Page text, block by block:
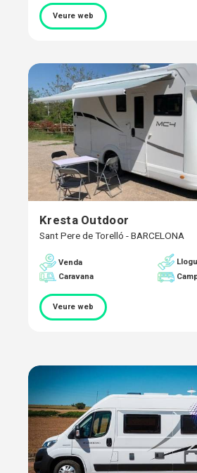
Veure web
Kresta Outdoor
Sant Pere de Torelló - BARCELONA
Venda
Caravana
Veure web